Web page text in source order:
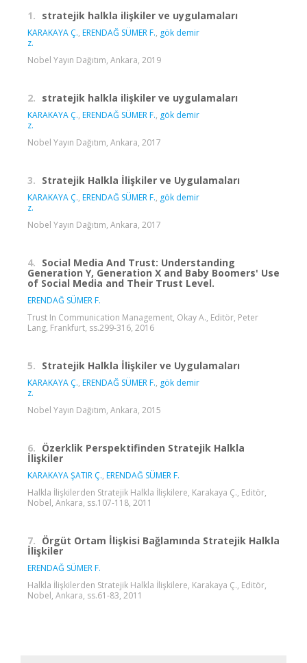
1. stratejik halkla ilişkiler ve uygulamaları
KARAKAYA Ç., ERENDAĞ SÜMER F., gök demir
z.
Nobel Yayın Dağıtım, Ankara, 2019
2. stratejik halkla ilişkiler ve uygulamaları
KARAKAYA Ç., ERENDAĞ SÜMER F., gök demir
z.
Nobel Yayın Dağıtım, Ankara, 2017
3. Stratejik Halkla İlişkiler ve Uygulamaları
KARAKAYA Ç., ERENDAĞ SÜMER F., gök demir
z.
Nobel Yayın Dağıtım, Ankara, 2017
4. Social Media And Trust: Understanding
Generation Y, Generation X and Baby Boomers' Use
of Social Media and Their Trust Level.
ERENDAĞ SÜMER F.
Trust In Communication Management, Okay A., Editör, Peter
Lang, Frankfurt, ss.299-316, 2016
5. Stratejik Halkla İlişkiler ve Uygulamaları
KARAKAYA Ç., ERENDAĞ SÜMER F., gök demir
z.
Nobel Yayın Dağıtım, Ankara, 2015
6. Özerklik Perspektifinden Stratejik Halkla
İlişkiler
KARAKAYA ŞATIR Ç., ERENDAĞ SÜMER F.
Halkla İlişkilerden Stratejik Halkla İlişkilere, Karakaya Ç., Editör,
Nobel, Ankara, ss.107-118, 2011
7. Örgüt Ortam İlişkisi Bağlamında Stratejik Halkla
İlişkiler
ERENDAĞ SÜMER F.
Halkla İlişkilerden Stratejik Halkla İlişkilere, Karakaya Ç., Editör,
Nobel, Ankara, ss.61-83, 2011